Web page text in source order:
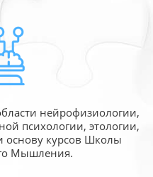
нейрофизиологии,
психологии, этологии,
основу курсов Школы
Мышления.